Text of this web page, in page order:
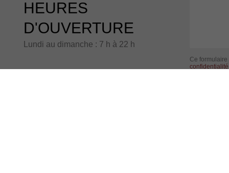
HEURES
D'OUVERTURE
Lundi au dimanche : 7 h à 22 h
Ce
confidentialité